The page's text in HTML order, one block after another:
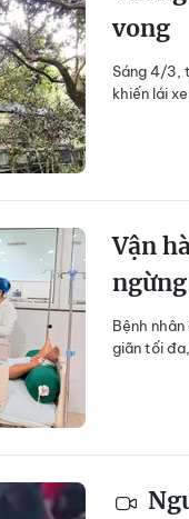
vong
Sáng 4/3,
khiến lái
Vận
Bệnh
giãn tối